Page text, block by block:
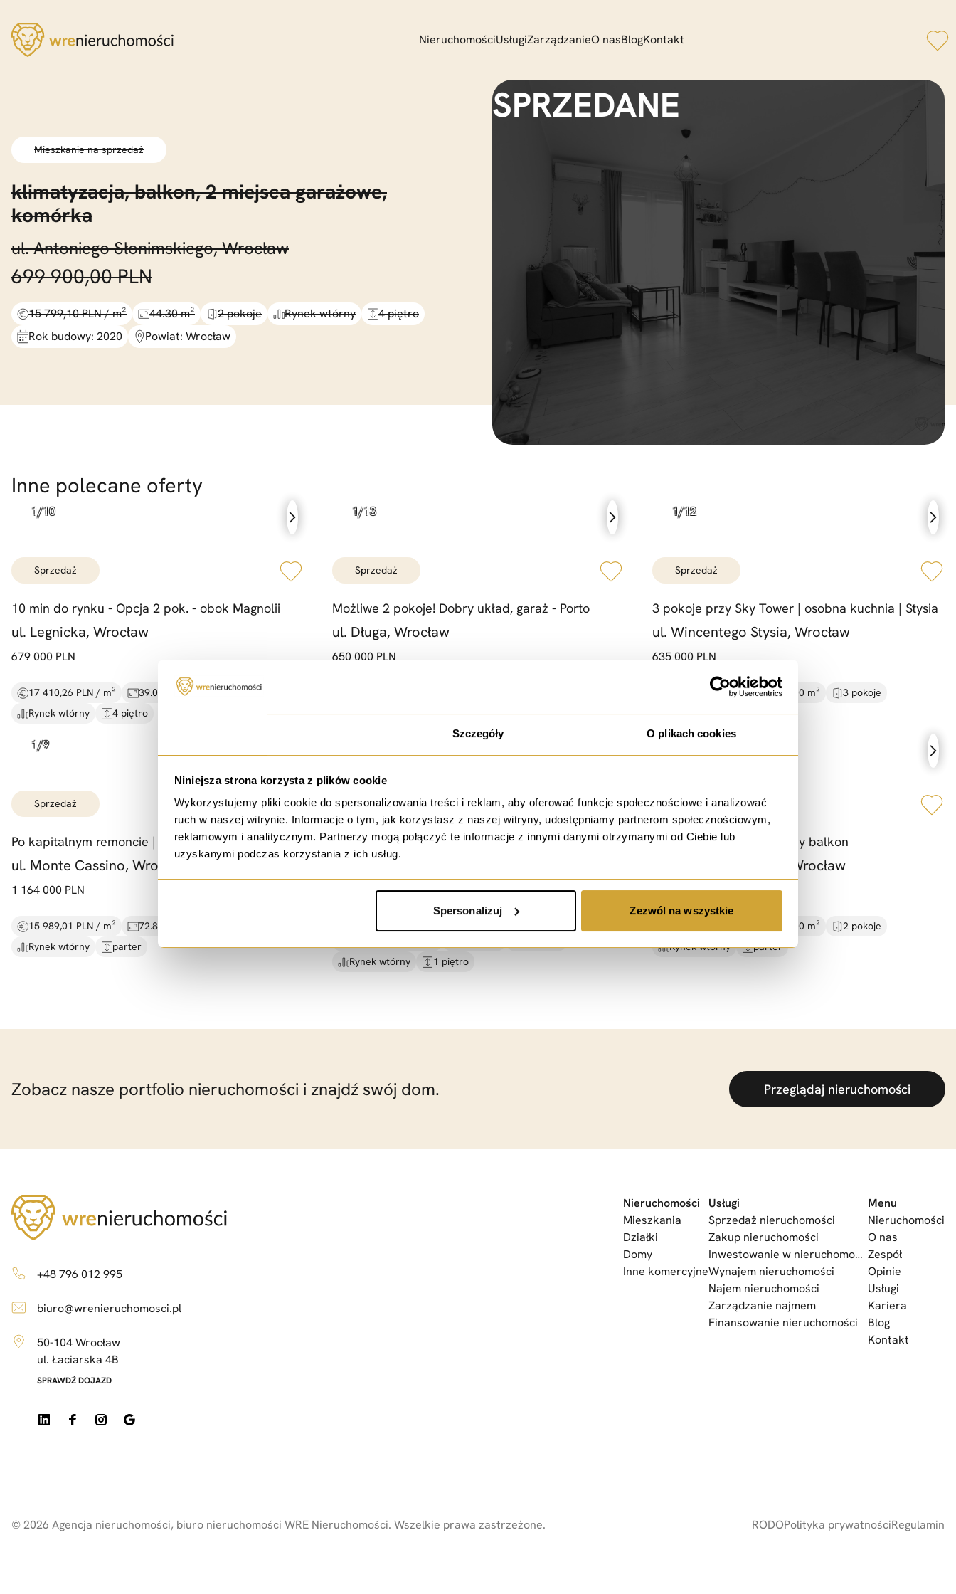
Szczegóły O plikach cookies
Niniejsza strona korzysta z plików cookie
Wykorzystujemy pliki cookie do spersonalizowania treści i reklam, aby oferować funkcje społecznościowe i analizować
ruch w naszej witrynie. Informacje o tym, jak korzystasz z naszej witryny, udostępniamy partnerom społecznościowym,
reklamowym i analitycznym. Partnerzy mogą połączyć te informacje z innymi danymi otrzymanymi od Ciebie lub
uzyskanymi podczas korzystania z ich usług.
Spersonalizuj Zezwól na wszystkie
NieruchomościUsługiZarządzanieO nasBlogKontakt
Mieszkanie na sprzedaż
klimatyzacja,balkon,2 miejsca garażowe,
komórka
ul. Antoniego Słonimskiego, Wrocław
699 900,00 PLN
15 799,10 PLN / m² 44.30 m² 2 pokoje Rynek wtórny
4 piętro
Rok budowy: 2020
Powiat: Wrocław
Inne polecane oferty
sprzedaż
10 min do rynku - Opcja 2 pok. - obok Magnolii
ul. Legnicka, Wrocław
679 000 PLN
17 410,26 PLN / m² 39.00 m²
2 pokoje
Rynek wtórny
4 piętro
sprzedaż
Możliwe 2 pokoje! Dobry układ,garaż -Porto
ul. Długa, Wrocław
650 000 PLN
Rynek wtórny
2 piętro
sprzedaż
3 pokoje przy Sky Tower | osobna kuchnia | Stysia
ul. Wincentego Stysia, Wrocław
635 000 PLN
10 948,28 PLN / m² 58.00 m²
3 pokoje
Rynek wtórny
2 piętro
sprzedaż
Po kapitalnym remoncie | 72,8 m2 |Sępolno |
ul. Monte Cassino, Wrocław
1 164 000 PLN
15 989,01 PLN / m² 72.80 m²
Rynek wtórny
parter
sprzedaż
=Przestronne 2 pokoje=Rozbrat=Park Tołpy =
PWWA=
ul. Rozbrat, Wrocław
Rynek wtórny
1 piętro
sprzedaż
Gaj |Blisko tramwaj | Duży balkon
ul. Jerzego Kukuczki, Wrocław
650 000 PLN
46.00 m²
2 pokoje
Rynek wtórny
parter
Zobacz nasze portfolio nieruchomości i znajdź swój dom. Przeglądaj nieruchomości
+48 796 012 995
biuro@wrenieruchomosci.pl
50-104 Wrocław
ul. Łaciarska 4B
SPRAWDŹ DOJAZD
Nieruchomości
Mieszkania
Działki
Domy
Inne komercyjne
Usługi
Sprzedaż nieruchomości
Zakup nieruchomości
Inwestowanie w nieruchomości
Wynajem nieruchomości
Najem nieruchomości
Zarządzanie najmem
Finansowanie nieruchomości
Menu
Nieruchomości
O nas
Zespół
Opinie
Usługi
Kariera
Blog
Kontakt
RODOPolityka prywatnościRegulamin
© 2026 Agencja nieruchomości, biuro nieruchomości WRE Nieruchomości. Wszelkie prawa zastrzeżone.